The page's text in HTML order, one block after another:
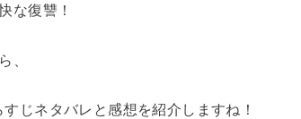
な復讐！
、
じネタバレと感想を紹介しますね！